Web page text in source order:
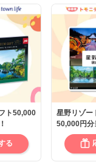
ト50,000
る
星野リゾー
50,000円分